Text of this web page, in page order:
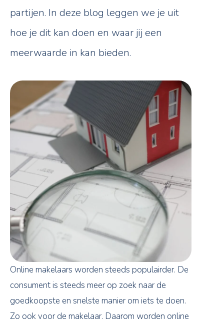
partijen. In deze blog leggen we je uit
hoe je dit kan doen en waar jij een
meerwaarde in kan bieden.
Online makelaars worden steeds populairder. De
consument is steeds meer op zoek naar de
goedkoopste en snelste manier om iets te doen.
Zo ook voor de makelaar. Daarom worden online